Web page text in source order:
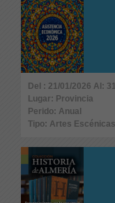
Del : 21/01/2026 Al:
Lugar: Provincia
Perido: Anual
Tipo: Artes Escénicas